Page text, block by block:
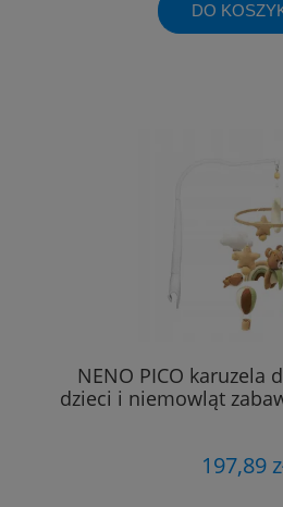
DO
NENO PICO karuzela
dzieci i niemowląt
197,89